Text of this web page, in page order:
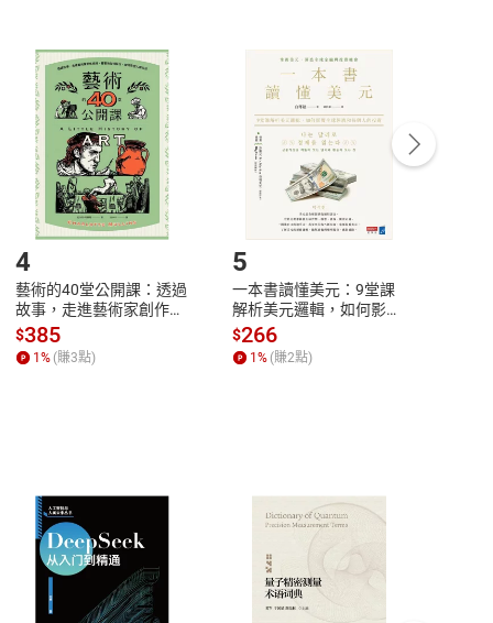
有形媒介提供之數位內容，消費者同意若訂購後
點選「瀏覽訂單明細」
「申請取消訂單/ 退
貨。
付款方式
Payment
完成訂單
Complete
號，下載書籍後看書
客服資訊
4
藝術的40堂公開課：透過
故事，走進藝術家創作現
場，看藝術如何誕生、如
何形塑人類生活【電子
書】
$385
1% (賺3點)
5
一本書讀懂美元：9堂課
解析美元邏輯，如何影響
全球經濟和每個人的投資
【電子書】
$266
1% (賺2點)